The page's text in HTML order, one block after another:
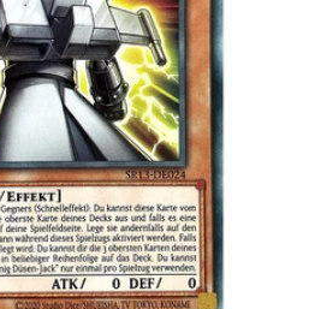
Modalformat